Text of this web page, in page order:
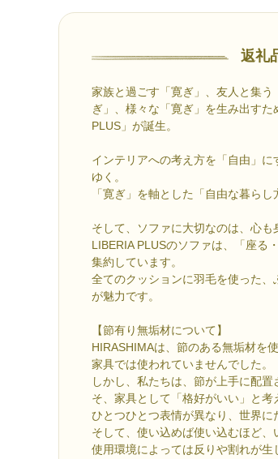
返礼
家族と過ごす「寛ぎ」、友人と集
ぎ」、様々な「寛ぎ」を生み出す
PLUS」が誕生。
インテリアへの考え方を「自由」
ゆく。
「寛ぎ」を軸とした「自由な暮らし
そして、ソファに大切なのは、心も
LIBERIA PLUSのソファは、「座る
集約しています。
全てのクッションに羽毛を使った
が魅力です。
【節有り無垢材について】
HIRASHIMAは、節のある無垢材を
家具では使われていませんでした。
しかし、私たちは、節が上手に配
そ、家具として「格好がいい」と
ひとつひとつ表情が異なり、世界に
そして、使い込めば使い込むほど、
使用環境によっては反りや割れが